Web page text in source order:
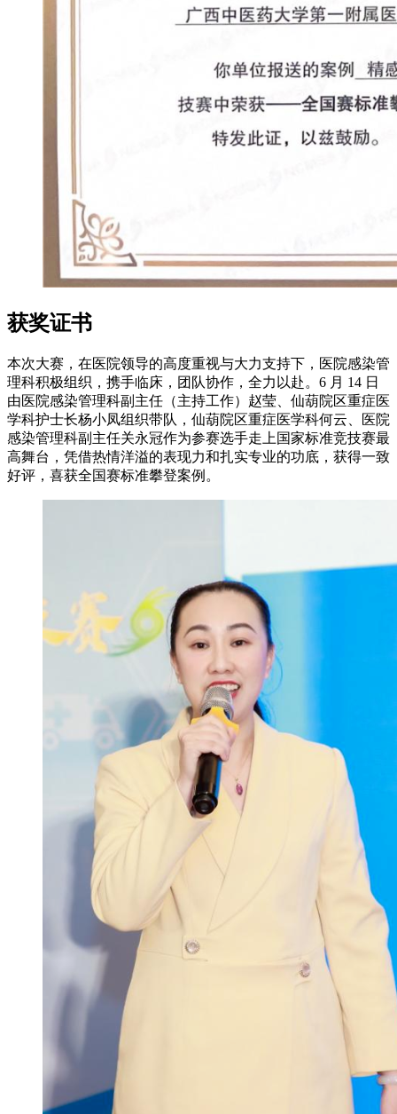
获奖证书
本次大赛，在医院领导的高度重视与大力支持下，医院感染管
理科积极组织，携手临床，团队协作，全力以赴。6 月 14 日
由医院感染管理科副主任（主持工作）赵莹、仙葫院区重症医
学科护士长杨小凤组织带队，仙葫院区重症医学科何云、医院
感染管理科副主任关永冠作为参赛选手走上国家标准竞技赛最
高舞台，凭借热情洋溢的表现力和扎实专业的功底，获得一致
好评，喜获全国赛标准攀登案例。